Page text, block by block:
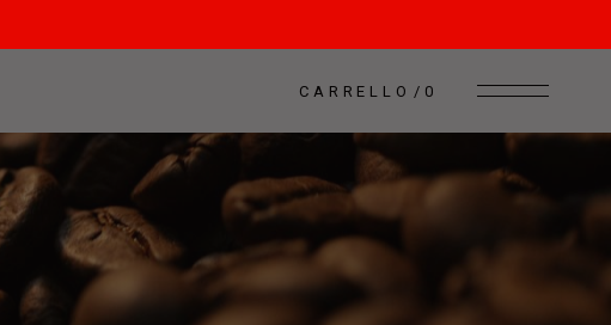
CARRELLO 0